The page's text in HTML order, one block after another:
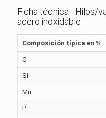
Ficha técnica - Hilos/
acero inoxidable
Composición típica en %
C
Si
Mn
P